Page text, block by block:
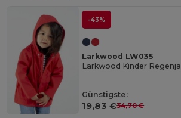
-43%
Larkwood LW035
Günstigste:
19,83 €34,70 €